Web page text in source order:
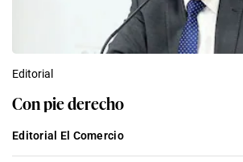
Editorial
Con pie derecho
Editorial El Comercio